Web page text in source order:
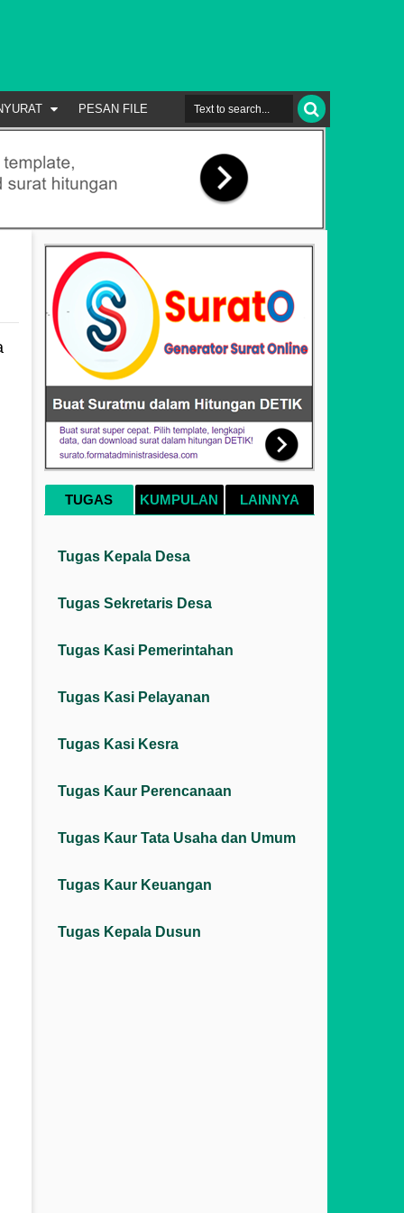
PESAN FILE
TUGAS KUMPULAN LAINNYA
Tugas Kepala Desa
Tugas Sekretaris Desa
Tugas Kasi Pemerintahan
Tugas Kasi Pelayanan
Tugas Kasi Kesra
Tugas Kaur Perencanaan
Tugas Kaur Tata Usaha dan Umum
Tugas Kaur Keuangan
Tugas Kepala Dusun